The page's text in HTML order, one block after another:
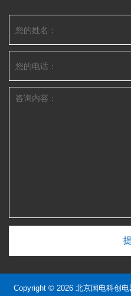
Copyright © 2026 北京国电科创